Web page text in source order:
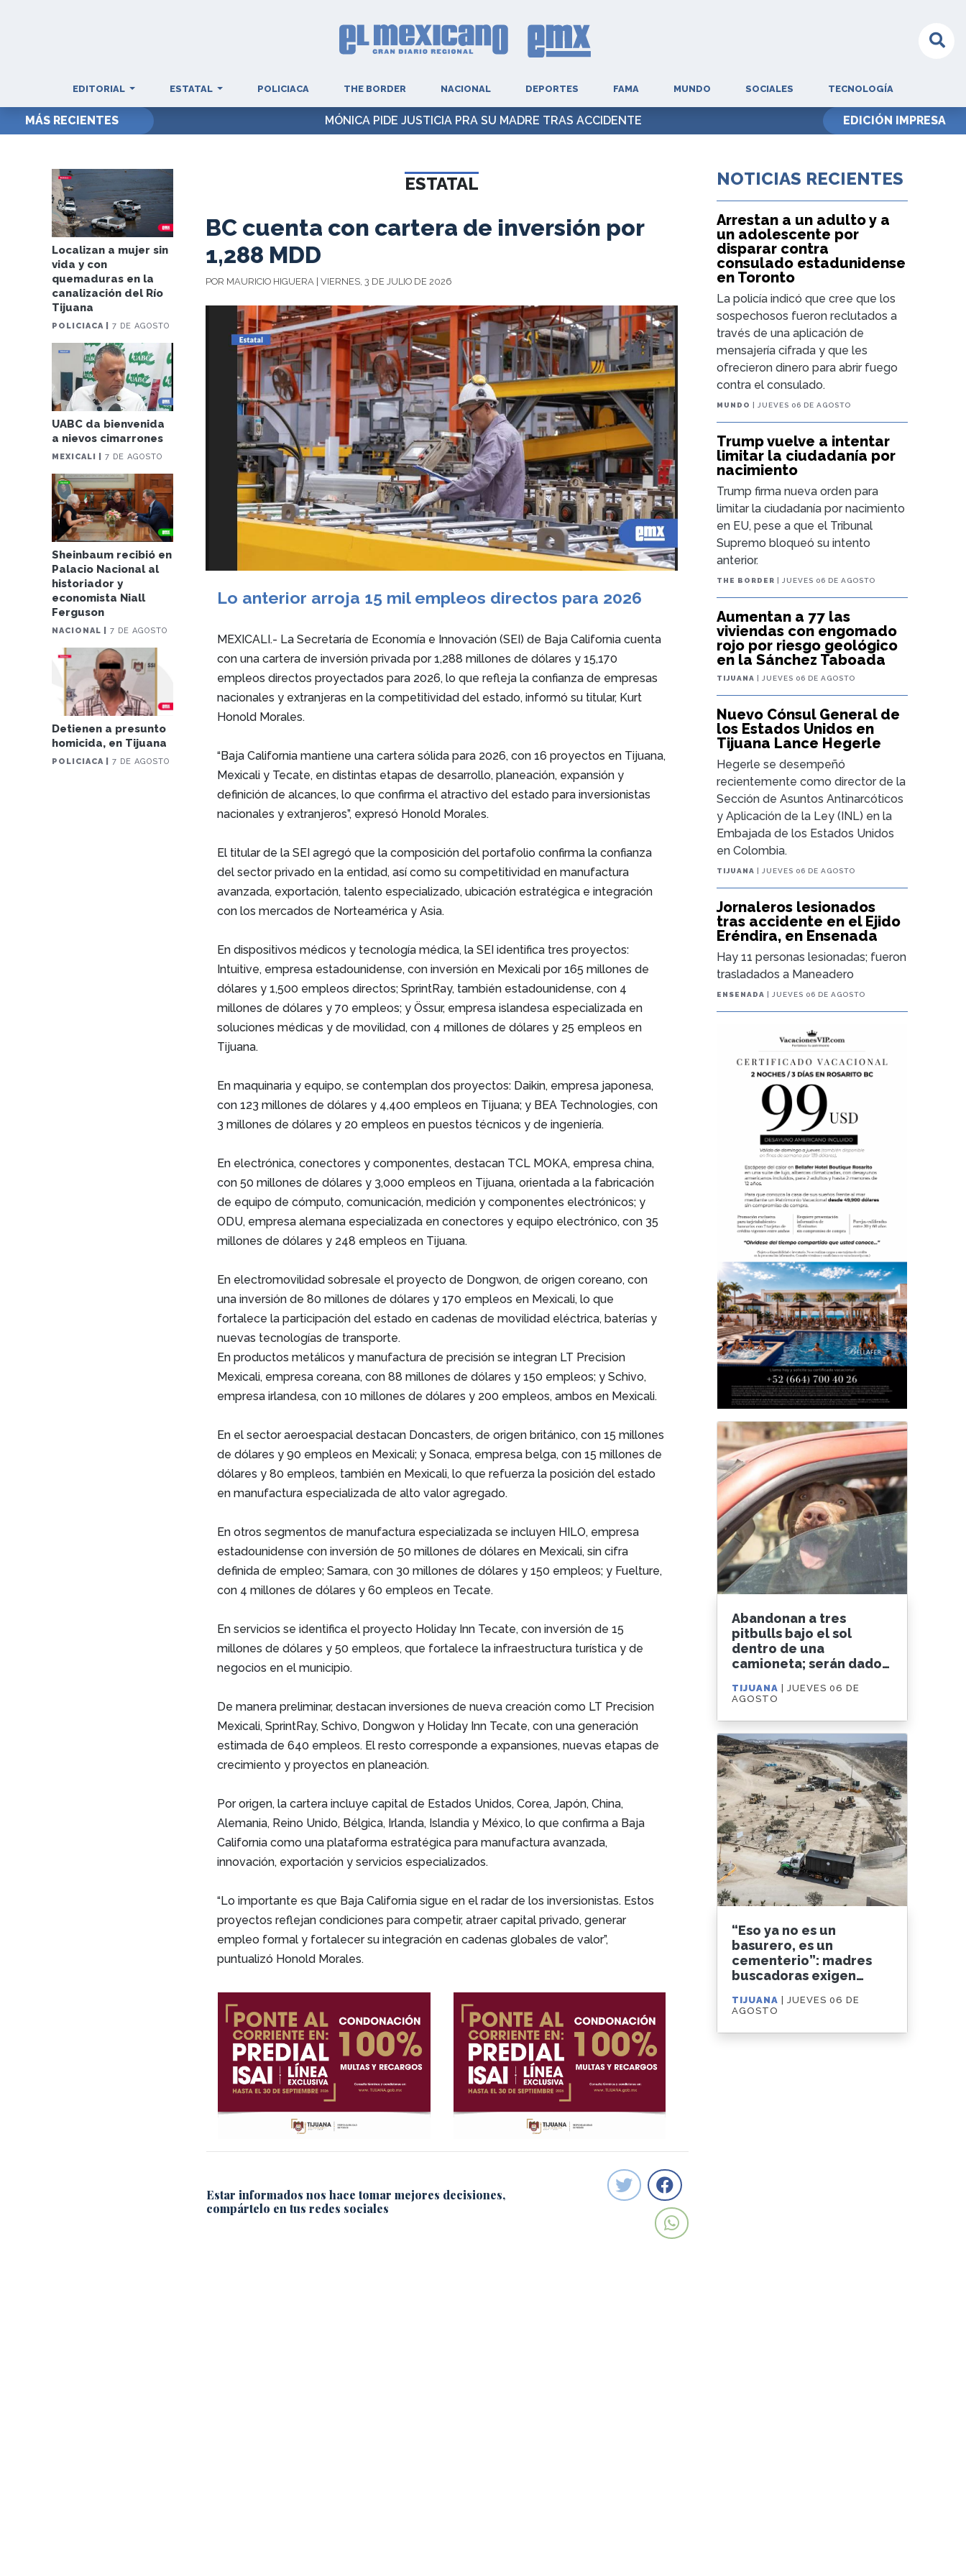
EDITORIAL ESTATAL POLICIACA THE BORDER NACIONAL DEPORTES FAMA MUNDO SOCIALES TECNOLOGÍA
MÁS RECIENTES MÓNICA PIDE JUSTICIA PRA SU MADRE TRAS ACCIDENTE EDICIÓN IMPRESA
Localizan a mujer sin
vida y con
quemaduras en la
canalización del Río
Tijuana
POLICIACA | 7 DE AGOSTO
UABC da bienvenida
a nievos cimarrones
MEXICALI | 7 DE AGOSTO
Sheinbaum recibió en
Palacio Nacional al
historiador y
economista Niall
Ferguson
NACIONAL | 7 DE AGOSTO
Detienen a presunto
homicida, en Tijuana
POLICIACA | 7 DE AGOSTO
ESTATAL
BC cuenta con cartera de inversión por
1,288 MDD
POR MAURICIO HIGUERA | VIERNES, 3 DE JULIO DE 2026
Lo anterior arroja 15 mil empleos directos para 2026
MEXICALI.- La Secretaría de Economía e Innovación (SEI) de Baja California cuenta
con una cartera de inversión privada por 1,288 millones de dólares y 15,170
empleos directos proyectados para 2026, lo que refleja la confianza de empresas
nacionales y extranjeras en la competitividad del estado, informó su titular, Kurt
Honold Morales.
“Baja California mantiene una cartera sólida para 2026, con 16 proyectos en Tijuana,
Mexicali y Tecate, en distintas etapas de desarrollo, planeación, expansión y
definición de alcances, lo que confirma el atractivo del estado para inversionistas
nacionales y extranjeros”, expresó Honold Morales.
El titular de la SEI agregó que la composición del portafolio confirma la confianza
del sector privado en la entidad, así como su competitividad en manufactura
avanzada, exportación, talento especializado, ubicación estratégica e integración
con los mercados de Norteamérica y Asia.
En dispositivos médicos y tecnología médica, la SEI identifica tres proyectos:
Intuitive, empresa estadounidense, con inversión en Mexicali por 165 millones de
dólares y 1,500 empleos directos; SprintRay, también estadounidense, con 4
millones de dólares y 70 empleos; y Össur, empresa islandesa especializada en
soluciones médicas y de movilidad, con 4 millones de dólares y 25 empleos en
Tijuana.
En maquinaria y equipo, se contemplan dos proyectos: Daikin, empresa japonesa,
con 123 millones de dólares y 4,400 empleos en Tijuana; y BEA Technologies, con
3 millones de dólares y 20 empleos en puestos técnicos y de ingeniería.
En electrónica, conectores y componentes, destacan TCL MOKA, empresa china,
con 50 millones de dólares y 3,000 empleos en Tijuana, orientada a la fabricación
de equipo de cómputo, comunicación, medición y componentes electrónicos; y
ODU, empresa alemana especializada en conectores y equipo electrónico, con 35
millones de dólares y 248 empleos en Tijuana.
En electromovilidad sobresale el proyecto de Dongwon, de origen coreano, con
una inversión de 80 millones de dólares y 170 empleos en Mexicali, lo que
fortalece la participación del estado en cadenas de movilidad eléctrica, baterías y
nuevas tecnologías de transporte.
En productos metálicos y manufactura de precisión se integran LT Precision
Mexicali, empresa coreana, con 88 millones de dólares y 150 empleos; y Schivo,
empresa irlandesa, con 10 millones de dólares y 200 empleos, ambos en Mexicali.
En el sector aeroespacial destacan Doncasters, de origen británico, con 15 millones
de dólares y 90 empleos en Mexicali; y Sonaca, empresa belga, con 15 millones de
dólares y 80 empleos, también en Mexicali, lo que refuerza la posición del estado
en manufactura especializada de alto valor agregado.
En otros segmentos de manufactura especializada se incluyen HILO, empresa
estadounidense con inversión de 50 millones de dólares en Mexicali, sin cifra
definida de empleo; Samara, con 30 millones de dólares y 150 empleos; y Fuelture,
con 4 millones de dólares y 60 empleos en Tecate.
En servicios se identifica el proyecto Holiday Inn Tecate, con inversión de 15
millones de dólares y 50 empleos, que fortalece la infraestructura turística y de
negocios en el municipio.
De manera preliminar, destacan inversiones de nueva creación como LT Precision
Mexicali, SprintRay, Schivo, Dongwon y Holiday Inn Tecate, con una generación
estimada de 640 empleos. El resto corresponde a expansiones, nuevas etapas de
crecimiento y proyectos en planeación.
Por origen, la cartera incluye capital de Estados Unidos, Corea, Japón, China,
Alemania, Reino Unido, Bélgica, Irlanda, Islandia y México, lo que confirma a Baja
California como una plataforma estratégica para manufactura avanzada,
innovación, exportación y servicios especializados.
“Lo importante es que Baja California sigue en el radar de los inversionistas. Estos
proyectos reflejan condiciones para competir, atraer capital privado, generar
empleo formal y fortalecer su integración en cadenas globales de valor”,
puntualizó Honold Morales.
Estar informados nos hace tomar mejores decisiones,
compártelo en tus redes sociales
NOTICIAS RECIENTES
Arrestan a un adulto y a
un adolescente por
disparar contra
consulado estadunidense
en Toronto
La policía indicó que cree que los
sospechosos fueron reclutados a
través de una aplicación de
mensajería cifrada y que les
ofrecieron dinero para abrir fuego
contra el consulado.
MUNDO | JUEVES 06 DE AGOSTO
Trump vuelve a intentar
limitar la ciudadanía por
nacimiento
Trump firma nueva orden para
limitar la ciudadanía por nacimiento
en EU, pese a que el Tribunal
Supremo bloqueó su intento
anterior.
THE BORDER | JUEVES 06 DE AGOSTO
Aumentan a 77 las
viviendas con engomado
rojo por riesgo geológico
en la Sánchez Taboada
TIJUANA | JUEVES 06 DE AGOSTO
Nuevo Cónsul General de
los Estados Unidos en
Tijuana Lance Hegerle
Hegerle se desempeñó
recientemente como director de la
Sección de Asuntos Antinarcóticos
y Aplicación de la Ley (INL) en la
Embajada de los Estados Unidos
en Colombia.
TIJUANA | JUEVES 06 DE AGOSTO
Jornaleros lesionados
tras accidente en el Ejido
Eréndira, en Ensenada
Hay 11 personas lesionadas; fueron
trasladados a Maneadero
ENSENADA | JUEVES 06 DE AGOSTO
Abandonan a tres
pitbulls bajo el sol
dentro de una
camioneta; serán dados
TIJUANA
| JUEVES 06 DE
AGOSTO
“Eso ya no es un
basurero, es un
cementerio”: madres
buscadoras exigen
sanitario de GEN
TIJUANA
| JUEVES 06 DE
AGOSTO